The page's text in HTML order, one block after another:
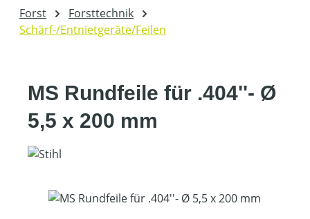
Forst
Forsttechnik
Schärf-/Entnietgeräte/Feilen
MS Rundfeile für .404''- Ø
5,5 x 200 mm
Bildergalerie überspringen